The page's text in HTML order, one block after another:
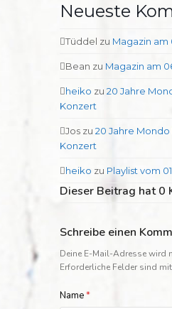
Neueste
Tüddel zu Magazin am
Bean zu Magazin am
heiko zu 20 Jahre
Konzert
Jos zu 20 Jahre Mondo
Konzert
heiko zu Playlist vom
Dieser Beitrag hat 0
Schreibe einen
Deine E-Mail-Adresse wird
Erforderliche Felder sind mit
Name*